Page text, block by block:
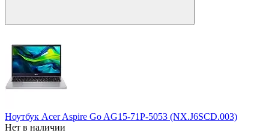
Ноутбук Acer Aspire Go AG15-71P-5053 (NX.J6SCD.003)
Нет в наличии